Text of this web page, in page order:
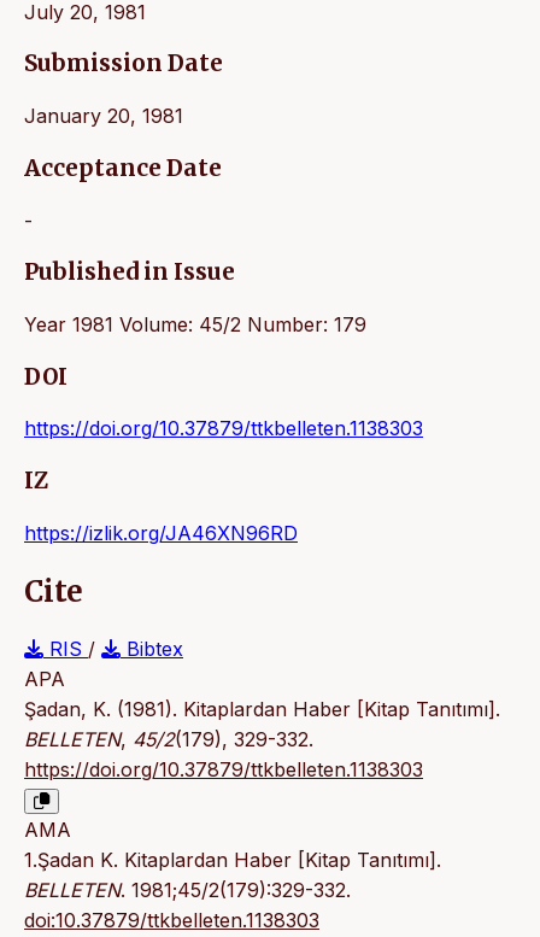
July 20, 1981
Submission Date
January 20, 1981
Acceptance Date
-
Published in Issue
Year 1981 Volume: 45/2 Number: 179
DOI
https://doi.org/10.37879/ttkbelleten.1138303
IZ
https://izlik.org/JA46XN96RD
Cite
RIS /
Bibtex
APA
Şadan, K. (1981). Kitaplardan Haber [Kitap Tanıtımı].
BELLETEN, 45/2(179), 329-332.
https://doi.org/10.37879/ttkbelleten.1138303
AMA
1.Şadan K. Kitaplardan Haber [Kitap Tanıtımı].
BELLETEN. 1981;45/2(179):329-332.
doi:10.37879/ttkbelleten.1138303